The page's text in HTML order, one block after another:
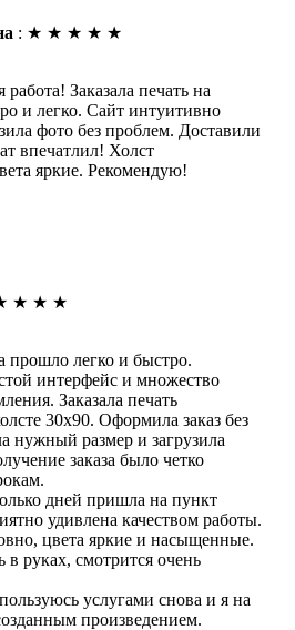
: ★ ★ ★ ★ ★
Заказала печать на
и легко. Сайт интуитивно
фото без проблем. Доставили
впечатлил! Холст
яркие. Рекомендую!
★ ★ ★
прошло легко и быстро.
интерфейс и множество
Заказала печать
30х90. Оформила заказ без
нужный размер и загрузила
заказа было четко
дней пришла на пункт
удивлена качеством работы.
цвета яркие и насыщенные.
в руках, смотрится очень
услугами снова и я на
произведением.